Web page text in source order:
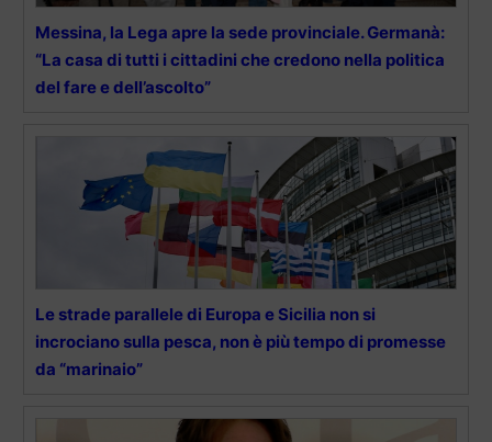
Messina, la Lega apre la sede provinciale. Germanà:
“La casa di tutti i cittadini che credono nella politica
del fare e dell’ascolto”
Le strade parallele di Europa e Sicilia non si
incrociano sulla pesca, non è più tempo di promesse
da “marinaio”